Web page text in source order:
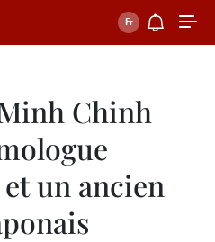
Chinh
un ancien